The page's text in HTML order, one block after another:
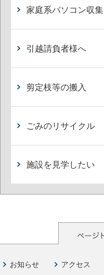
家庭系パソコン収集
引越請負者様へ
剪定枝等の搬入
ごみのリサイクル
施設を見学したい
お知らせ アクセス